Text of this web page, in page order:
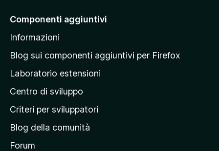
a
l
a
a
g
i
a
p
Componenti aggiuntivi
Informazioni
Blog sui componenti aggiuntivi per Firefox
Laboratorio estensioni
Centro di sviluppo
Criteri per sviluppatori
Blog della comunità
Forum